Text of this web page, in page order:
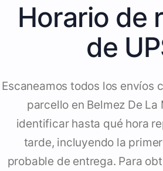
Horario de
de
Escaneamos todos los envíos
parcello en Belmez De La
identificar hasta qué hora
tarde, incluyendo la
probable de entrega. Para